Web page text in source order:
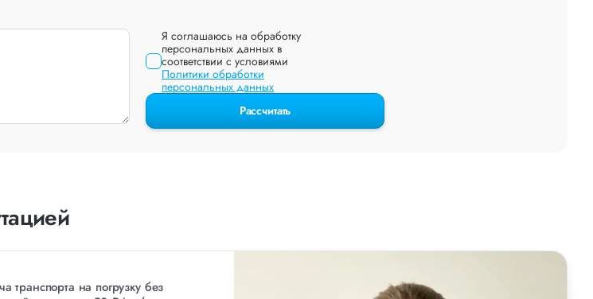
Я соглашаюсь на обработку
персональных данных в
соответствии с условиями
Политики обработки
персональных данных
Рассчитать
транспорта на погрузку без